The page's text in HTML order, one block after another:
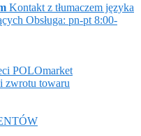
Kontakt z tłumaczem języka
Obsługa: pn-pt 8:00-
POLOmarket
zwrotu towaru